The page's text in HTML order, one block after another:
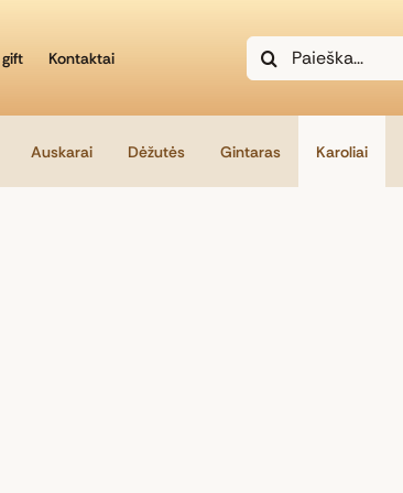
Kontaktai
Search
for:
Auskarai Dėžutės Gintaras Karoliai